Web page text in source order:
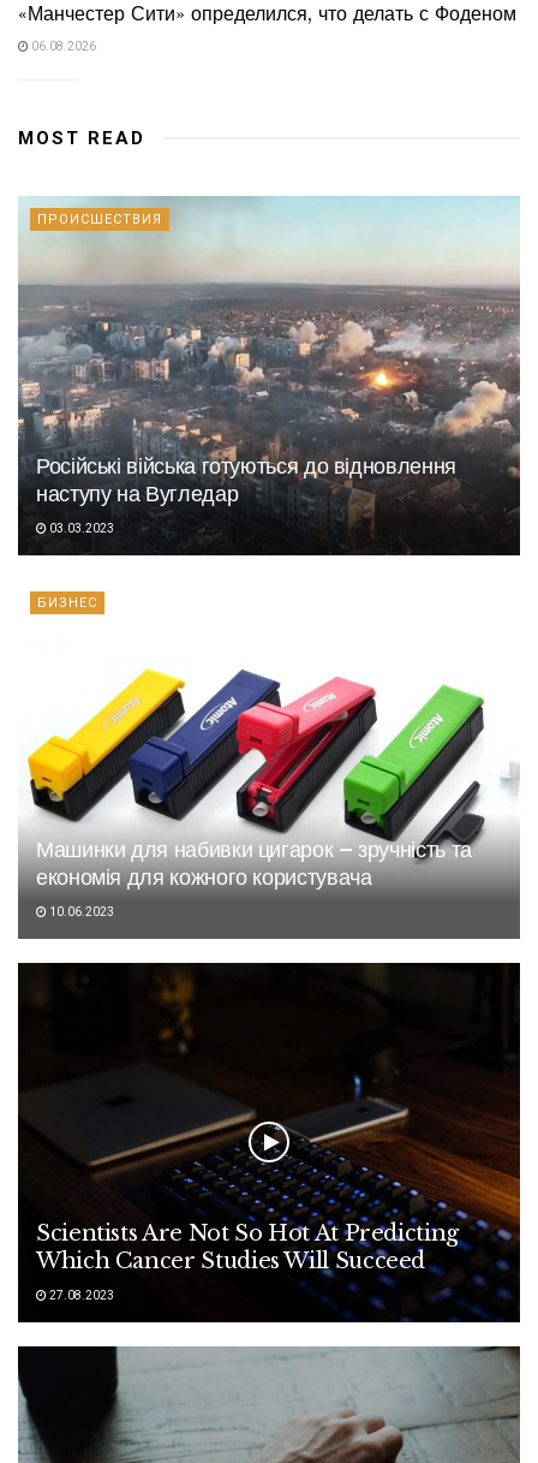
«Манчестер Сити» определился, что делать с Фоденом
06.08.2026
MOST READ
ПРОИСШЕСТВИЯ
Російські війська готуються до відновлення
наступу на Вугледар
03.03.2023
БИЗНЕС
Машинки для набивки цигарок – зручність та
економія для кожного користувача
10.06.2023
Scientists Are Not So Hot At Predicting
Which Cancer Studies Will Succeed
27.08.2023